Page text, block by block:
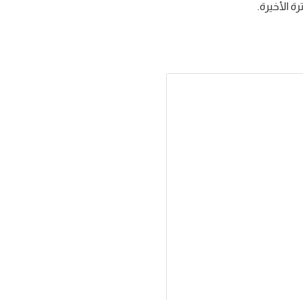
الأخيرة.